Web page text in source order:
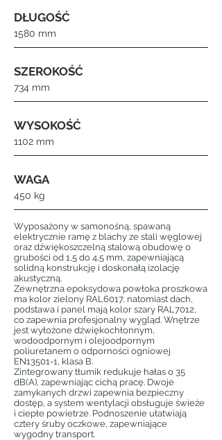
DŁUGOŚĆ
1580 mm
SZEROKOŚĆ
734 mm
WYSOKOŚĆ
1102 mm
WAGA
450 kg
Wyposażony w samonośną, spawaną
elektrycznie ramę z blachy ze stali węglowej
oraz dźwiękoszczelną stalową obudowę o
grubości od 1,5 do 4,5 mm, zapewniającą
solidną konstrukcję i doskonałą izolację
akustyczną.
Zewnętrzna epoksydowa powłoka proszkowa
ma kolor zielony RAL6017, natomiast dach,
podstawa i panel mają kolor szary RAL7012,
co zapewnia profesjonalny wygląd. Wnętrze
jest wyłożone dźwiękochłonnym,
wodoodpornym i olejoodpornym
poliuretanem o odporności ogniowej
EN13501-1, klasa B.
Zintegrowany tłumik redukuje hałas o 35
dB(A), zapewniając cichą pracę. Dwoje
zamykanych drzwi zapewnia bezpieczny
dostęp, a system wentylacji obsługuje świeże
i ciepłe powietrze. Podnoszenie ułatwiają
cztery śruby oczkowe, zapewniające
wygodny transport.